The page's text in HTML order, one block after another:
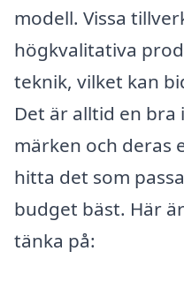
modell. Vissa
högkvalitativa
teknik, vilket kan
Det är alltid en bra
märken och deras
hitta det som
budget bäst. Här
tänka på: